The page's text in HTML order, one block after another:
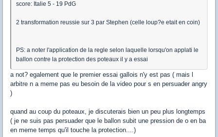
score: Italie 5 - 19 PdG
2 transformation reussie sur 3 par Stephen (celle loup?e etait en coin)
PS: a noter l'application de la regle selon laquelle lorsqu'on applati le
ballon contre la protection des poteaux il y a essai
a not? egalement que le premier essai gallois n'y est pas ( mais l
arbitre n a meme pas eu besoin de la video pour s en persuader angry
)
quand au coup du poteaux, je discuterais bien un peu plus longtemps
( je ne suis pas persuader que le ballon subit une pression de o en ba
en meme temps qu'il touche la protection....)